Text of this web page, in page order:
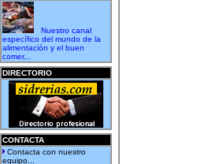
Nuestro canal
específico del mundo de la
alimentación y el buen
comer...
DIRECTORIO
CONTACTA
Contacta con nuestro
equipo...